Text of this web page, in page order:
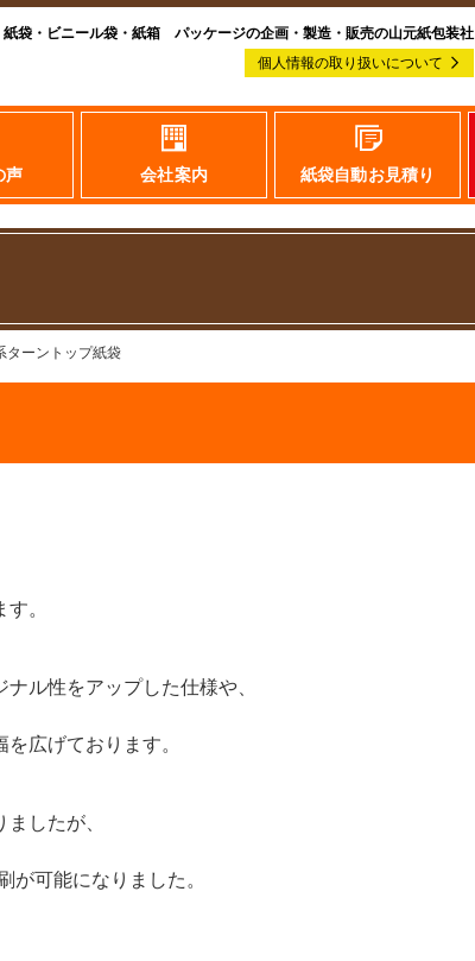
紙袋・ビニール袋・紙箱 パッケージの企画・製造・販売の山元紙包装社
個人情報の取り扱いについて
声 会社案内 紙袋自動お見積り
ターントップ紙袋
。
ル性をアップした仕様や、
広げております。
したが、
が可能になりました。